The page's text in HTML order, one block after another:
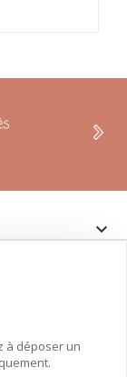
à déposer un
keyboard_arrow_down